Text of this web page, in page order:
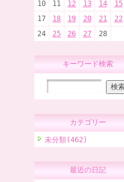
10
11 12 13 14 15
17
18 19 20 21 22
24
25 26 27 28
キーワード検索
カテゴリー
未分類(462)
最近の日記